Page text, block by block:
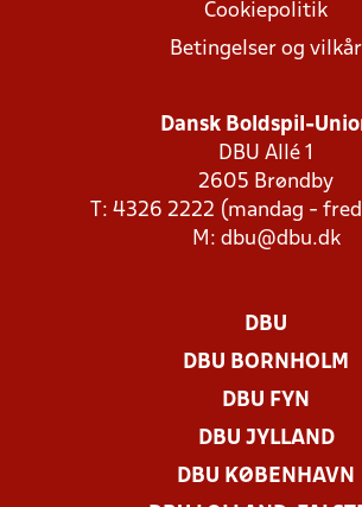
Cookiepolitik
Betingelser og vilkår
Dansk Boldspil-
DBU Allé 1
2605 Brøndby
T: 4326 2222 (mandag -
M: dbu@dbu.dk
DBU
DBU BORNHOLM
DBU FYN
DBU JYLLAND
DBU KØBENHAVN